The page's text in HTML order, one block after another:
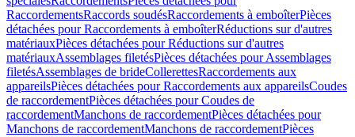
RaccordementsRaccords soudésRaccordements à emboîterPièces
détachées pour Raccordements à emboîterRéductions sur d'autres
matériauxPièces détachées pour Réductions sur d'autres
matériauxAssemblages filetésPièces détachées pour Assemblages
filetésAssemblages de brideCollerettesRaccordements aux
appareilsPièces détachées pour Raccordements aux appareilsCoudes
de raccordementPièces détachées pour Coudes de
raccordementManchons de raccordementPièces détachées pour
Manchons de raccordementManchons de raccordementPièces